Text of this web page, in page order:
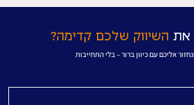
את השיווק שלכם קדימה?
אליכם עם כיוון ברור – בלי התחייבות